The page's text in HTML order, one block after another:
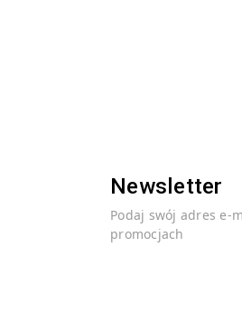
Newsletter
Podaj swój adres e-
promocjach